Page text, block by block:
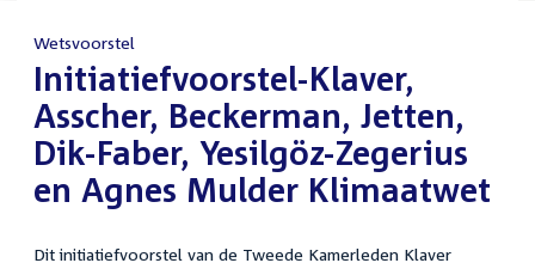
Wetsvoorstel
:Initiatiefvoorstel-Klaver,
Asscher, Beckerman, Jetten,
Dik-Faber, Yesilgöz-Zegerius
en Agnes Mulder Klimaatwet
Dit initiatiefvoorstel van de Tweede Kamerleden Klaver